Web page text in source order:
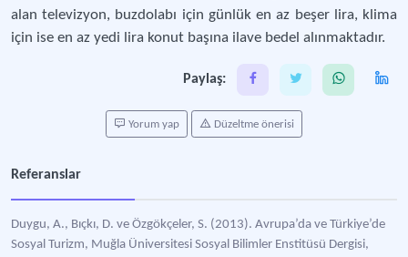
alan televizyon, buzdolabı için günlük en az beşer lira, klima
için ise en az yedi lira konut başına ilave bedel alınmaktadır.
Paylaş:
Yorum yap Düzeltme önerisi
Referanslar
Duygu, A., Bıçkı, D. ve Özgökçeler, S. (2013). Avrupa’da ve Türkiye’de
Sosyal Turizm, Muğla Üniversitesi Sosyal Bilimler Enstitüsü Dergisi,